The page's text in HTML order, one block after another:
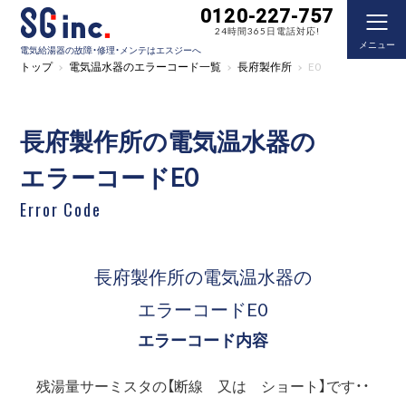
電気給湯器の故障・修理・メンテはエスジーへ
0120-227-757
24時間365日電話対応!
メニュー
トップ 電気温水器のエラーコード一覧 長府製作所 E0
長府製作所の電気温水器の
エラーコードE0
Error Code
長府製作所の電気温水器の
エラーコードE0
エラーコード内容
残湯量サーミスタの【断線 又は ショート】です・・